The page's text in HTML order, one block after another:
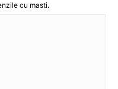
cu masti.